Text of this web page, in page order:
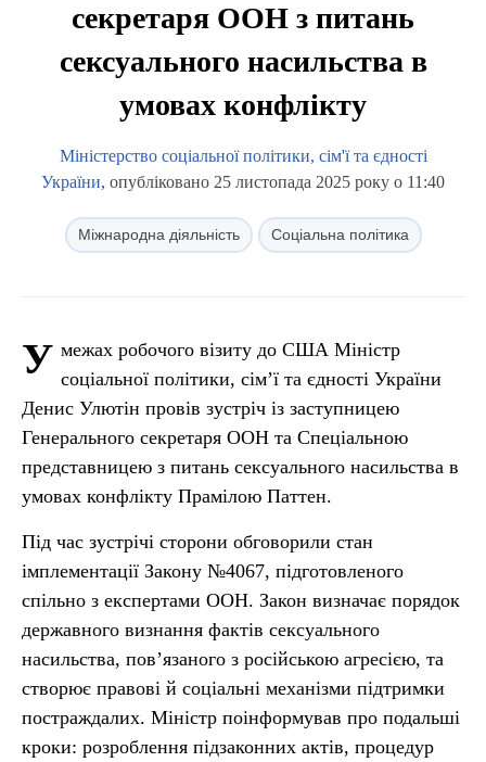
секретаря ООН з питань
сексуального насильства в
умовах конфлікту
Міністерство соціальної політики, сім'ї та єдності
України, опубліковано 25 листопада 2025 року о 11:40
Міжнародна діяльність Соціальна політика
У межах робочого візиту до США Міністр
соціальної політики, сім’ї та єдності України
Денис Улютін провів зустріч із заступницею
Генерального секретаря ООН та Спеціальною
представницею з питань сексуального насильства в
умовах конфлікту Прамілою Паттен.
Під час зустрічі сторони обговорили стан
імплементації Закону №4067, підготовленого
спільно з експертами ООН. Закон визначає порядок
державного визнання фактів сексуального
насильства, пов’язаного з російською агресією, та
створює правові й соціальні механізми підтримки
постраждалих. Міністр поінформував про подальші
кроки: розроблення підзаконних актів, процедур